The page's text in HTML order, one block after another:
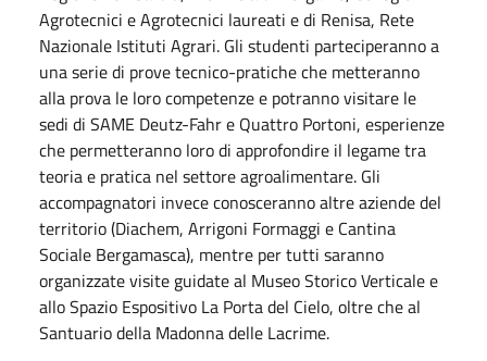
Agrotecnici e Agrotecnici laureati e di Renisa, Rete
Nazionale Istituti Agrari. Gli studenti parteciperanno a
una serie di prove tecnico-pratiche che metteranno
alla prova le loro competenze e potranno visitare le
sedi di SAME Deutz-Fahr e Quattro Portoni, esperienze
che permetteranno loro di approfondire il legame tra
teoria e pratica nel settore agroalimentare. Gli
accompagnatori invece conosceranno altre aziende del
territorio (Diachem, Arrigoni Formaggi e Cantina
Sociale Bergamasca), mentre per tutti saranno
organizzate visite guidate al Museo Storico Verticale e
allo Spazio Espositivo La Porta del Cielo, oltre che al
Santuario della Madonna delle Lacrime.